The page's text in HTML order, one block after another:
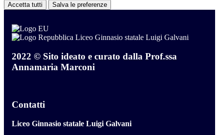
Accetta tutti Salva le preferenze
Liceo Ginnasio statale Luigi Galvani
2022 © Sito ideato e curato dalla Prof.ssa
Annamaria Marconi
Contatti
Liceo Ginnasio statale Luigi Galvani